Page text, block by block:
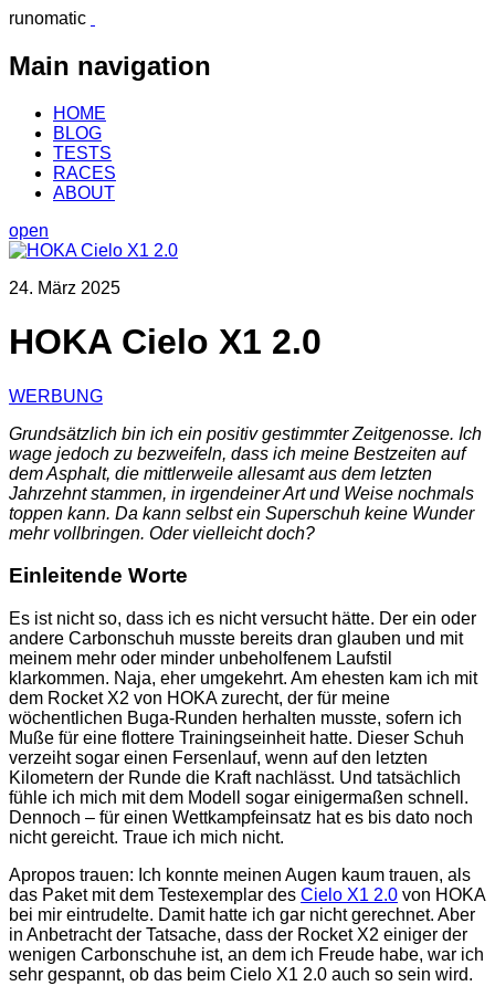
runomatic
Main navigation
HOME
BLOG
TESTS
RACES
ABOUT
open
24. März 2025
HOKA Cielo X1 2.0
WERBUNG
Grundsätzlich bin ich ein positiv gestimmter Zeitgenosse. Ich
wage jedoch zu bezweifeln, dass ich meine Bestzeiten auf
dem Asphalt, die mittlerweile allesamt aus dem letzten
Jahrzehnt stammen, in irgendeiner Art und Weise nochmals
toppen kann. Da kann selbst ein Superschuh keine Wunder
mehr vollbringen. Oder vielleicht doch?
Einleitende Worte
Es ist nicht so, dass ich es nicht versucht hätte. Der ein oder
andere Carbonschuh musste bereits dran glauben und mit
meinem mehr oder minder unbeholfenem Laufstil
klarkommen. Naja, eher umgekehrt. Am ehesten kam ich mit
dem Rocket X2 von HOKA zurecht, der für meine
wöchentlichen Buga-Runden herhalten musste, sofern ich
Muße für eine flottere Trainingseinheit hatte. Dieser Schuh
verzeiht sogar einen Fersenlauf, wenn auf den letzten
Kilometern der Runde die Kraft nachlässt. Und tatsächlich
fühle ich mich mit dem Modell sogar einigermaßen schnell.
Dennoch – für einen Wettkampfeinsatz hat es bis dato noch
nicht gereicht. Traue ich mich nicht.
Apropos trauen: Ich konnte meinen Augen kaum trauen, als
das Paket mit dem Testexemplar des Cielo X1 2.0 von HOKA
bei mir eintrudelte. Damit hatte ich gar nicht gerechnet. Aber
in Anbetracht der Tatsache, dass der Rocket X2 einiger der
wenigen Carbonschuhe ist, an dem ich Freude habe, war ich
sehr gespannt, ob das beim Cielo X1 2.0 auch so sein wird.